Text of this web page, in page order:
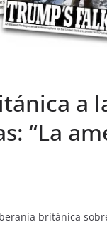
a
“La
británica